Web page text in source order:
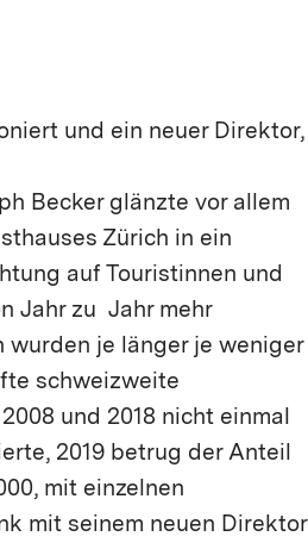
und ein neuer Direktor,
Becker glänzte vor allem
Zürich in ein
auf Touristinnen und
Jahr zu Jahr mehr
wurden je länger je weniger
schweizweite
und 2018 nicht einmal
2019 betrug der Anteil
mit einzelnen
mit seinem neuen Direktor